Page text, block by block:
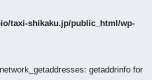
taxi-shikaku.jp/public_html/wp-
getaddrinfo for